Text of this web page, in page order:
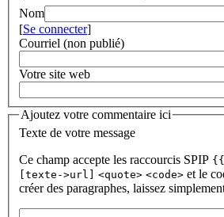
Nom
[Se connecter]
Courriel (non publié)
Votre site web
Ajoutez votre commentaire ici
Texte de votre message
Ce champ accepte les raccourcis SPIP
[texte->url]
<quote> <code> et le
créer des paragraphes, laissez